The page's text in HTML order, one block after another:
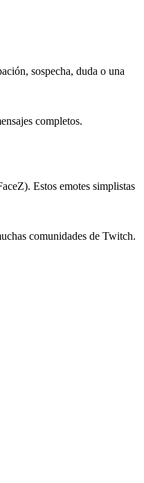
sospecha, duda o una
completos.
Estos emotes simplistas
comunidades de Twitch.